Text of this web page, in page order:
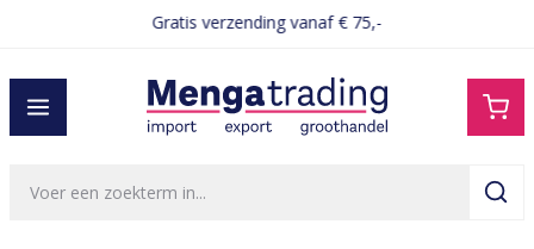
Gratis verzending vanaf € 75,-